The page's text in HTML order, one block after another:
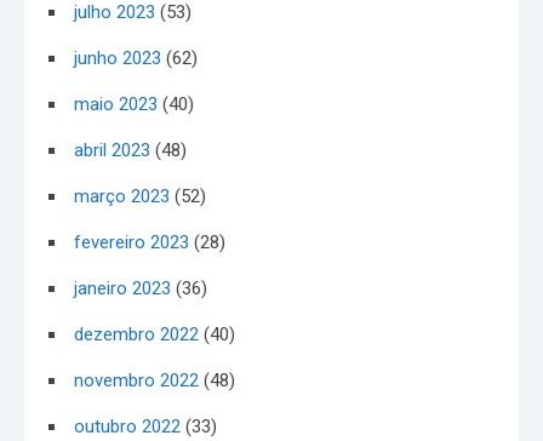
julho 2023 (53)
junho 2023 (62)
maio 2023 (40)
abril 2023 (48)
março 2023 (52)
fevereiro 2023 (28)
janeiro 2023 (36)
dezembro 2022 (40)
novembro 2022 (48)
outubro 2022 (33)